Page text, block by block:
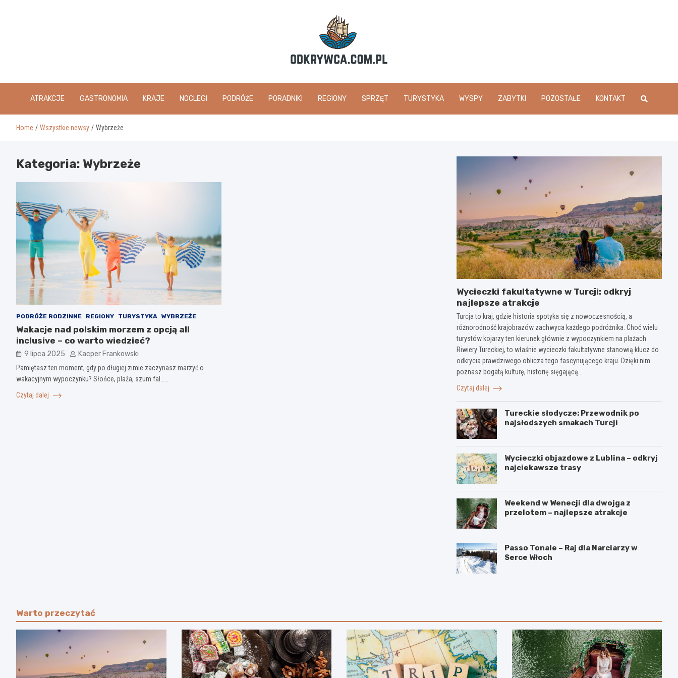
ATRAKCJE GASTRONOMIA KRAJE NOCLEGI PODRÓŻE PORADNIKI REGIONY SPRZĘT TURYSTYKA WYSPY ZABYTKI POZOSTAŁE KONTAKT
Home Wszystkie newsy Wybrzeże
Kategoria: Wybrzeże
PODRÓŻE RODZINNE REGIONY TURYSTYKA WYBRZEŻE
Wakacje nad polskim morzem z opcją all
inclusive – co warto wiedzieć?
9 lipca 2025 Kacper Frankowski
Pamiętasz ten moment, gdy po długiej zimie zaczynasz marzyć o
wakacyjnym wypoczynku? Słońce, plaża, szum fal……
Czytaj dalej
Wycieczki fakultatywne w Turcji: odkryj
najlepsze atrakcje
Turcja to kraj, gdzie historia spotyka się z nowoczesnością, a
różnorodność krajobrazów zachwyca każdego podróżnika. Choć wielu
turystów kojarzy ten kierunek głównie z wypoczynkiem na plażach
Riwiery Tureckiej, to właśnie wycieczki fakultatywne stanowią klucz do
odkrycia prawdziwego oblicza tego fascynującego kraju. Dzięki nim
poznasz bogatą kulturę, historię sięgającą…
Czytaj dalej
Tureckie słodycze: Przewodnik po
najsłodszych smakach Turcji
Wycieczki objazdowe z Lublina – odkryj
najciekawsze trasy
Weekend w Wenecji dla dwojga z
przelotem – najlepsze atrakcje
Passo Tonale – Raj dla Narciarzy w
Serce Włoch
Warto przeczytać